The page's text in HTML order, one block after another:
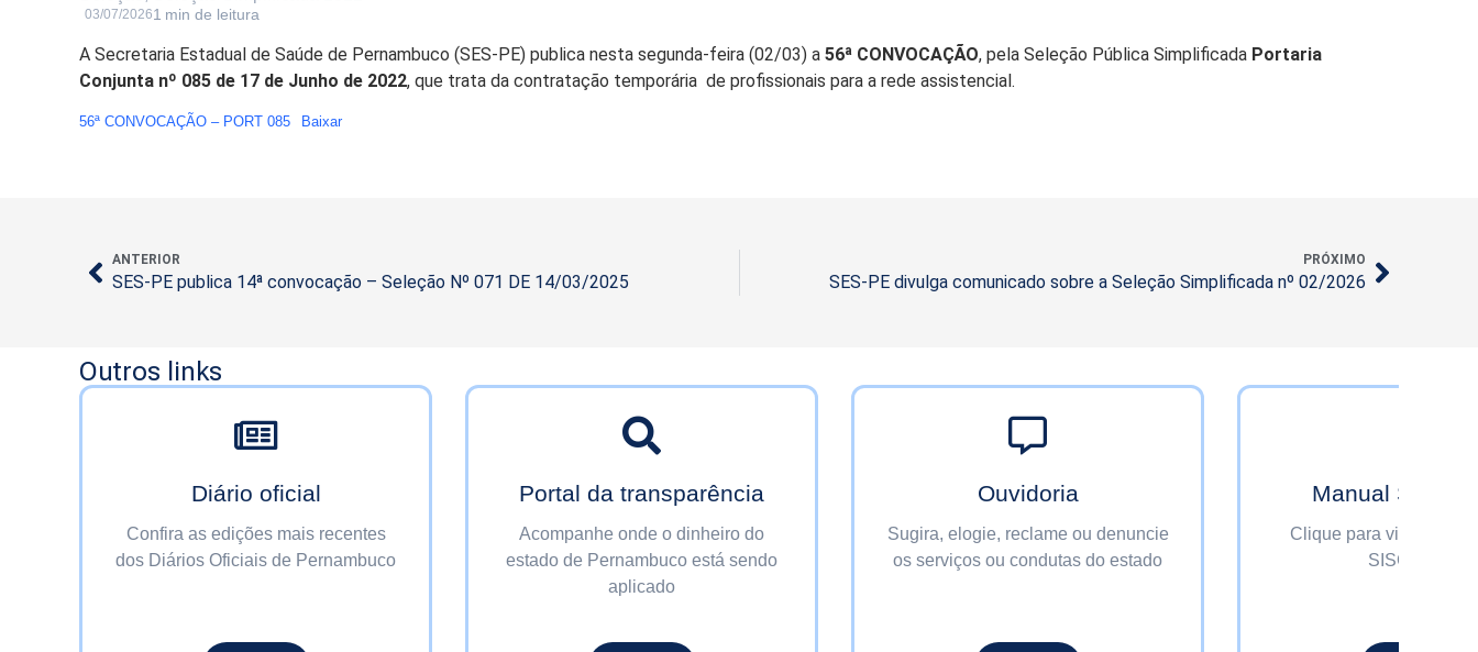
03/07/2026
A Secretaria Estadual de Saúde de Pernambuco (SES-PE) publica nesta segunda-feira (02/03) a 56ª CONVOCAÇÃO, pela Seleção Pública Simplificada Portaria
Conjunta nº 085 de 17 de Junho de 2022, que trata da contratação temporária de profissionais para a rede assistencial.
56ª CONVOCAÇÃO – PORT 085 Baixar
ANTERIOR
SES-PE publica 14ª convocação – Seleção Nº 071 DE 14/03/2025
PRÓXIMO
SES-PE divulga comunicado sobre a Seleção Simplificada nº 02/2026
Outros links
Diário oficial
Confira as edições mais recentes
dos Diários Oficiais de Pernambuco
Portal da transparência
Acompanhe onde o dinheiro do
estado de Pernambuco está sendo
aplicado
Ouvidoria
Sugira, elogie, reclame ou denuncie
os serviços ou condutas do estado
Manual
Clique para visualizar
SISGRADE